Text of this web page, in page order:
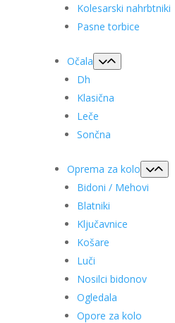
Kolesarski nahrbtniki
Pasne torbice
Očala
Dh
Klasična
Leče
Sončna
Oprema za kolo
Bidoni / Mehovi
Blatniki
Ključavnice
Košare
Luči
Nosilci bidonov
Ogledala
Opore za kolo